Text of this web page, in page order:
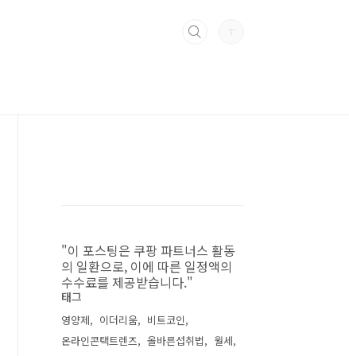
"이 포스팅은 쿠팡 파트너스 활동
의 일환으로, 이에 따른 일정액의
수수료를 제공받습니다."
태그
영양제 이더리움
비트코인
온라인콘택트렌즈
올바른섭취법
월세